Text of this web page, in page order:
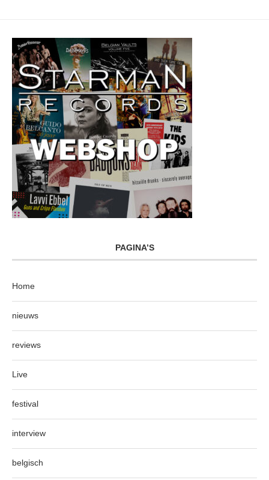
PAGINA’S
Home
nieuws
reviews
Live
festival
interview
belgisch